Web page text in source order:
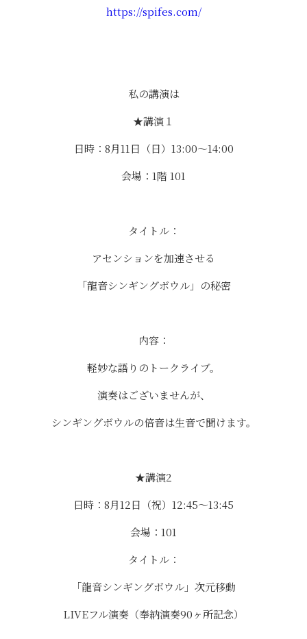
https://spifes.com/
私の講演は
★講演１
日時：8月11日（日）13:00〜14:00
会場：1階 101
タイトル：
アセンションを加速させる
「龍音シンギングボウル」の秘密
内容：
軽妙な語りのトークライブ。
演奏はございませんが、
シンギングボウルの倍音は生音で聞けます。
★講演2
日時：8月12日（祝）12:45〜13:45
会場：101
タイトル：
「龍音シンギングボウル」次元移動
LIVEフル演奏（奉納演奏90ヶ所記念）